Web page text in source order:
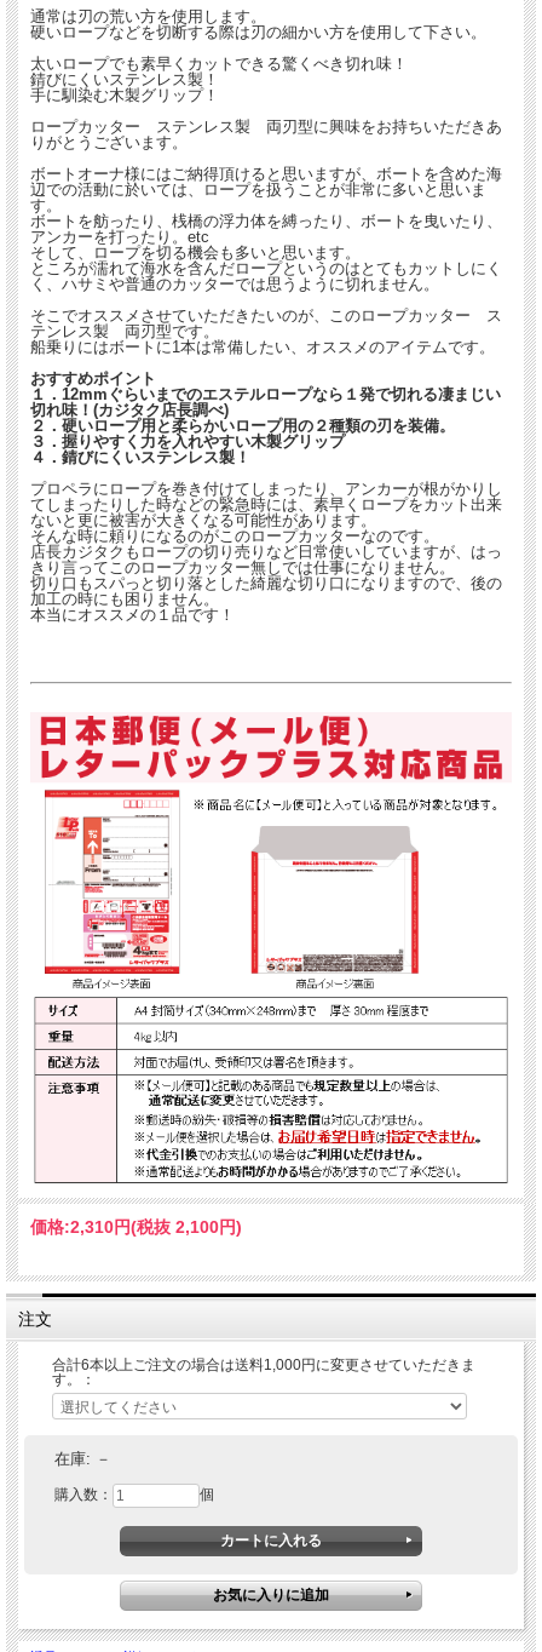
通常は刃の荒い方を使用します。
硬いロープなどを切断する際は刃の細かい方を使用して下さい。
太いロープでも素早くカットできる驚くべき切れ味！
錆びにくいステンレス製！
手に馴染む木製グリップ！
ロープカッター ステンレス製 両刃型に興味をお持ちいただきあ
りがとうございます。
ボートオーナ様にはご納得頂けると思いますが、ボートを含めた海
辺での活動に於いては、ロープを扱うことが非常に多いと思いま
す。
ボートを舫ったり、桟橋の浮力体を縛ったり、ボートを曳いたり、
アンカーを打ったり。etc
そして、ロープを切る機会も多いと思います。
ところが濡れて海水を含んだロープというのはとてもカットしにく
く、ハサミや普通のカッターでは思うように切れません。
そこでオススメさせていただきたいのが、このロープカッター ス
テンレス製 両刃型です。
船乗りにはボートに1本は常備したい、オススメのアイテムです。
おすすめポイント
１．12mmぐらいまでのエステルロープなら１発で切れる凄まじい
切れ味！(カジタク店長調べ)
２．硬いロープ用と柔らかいロープ用の２種類の刃を装備。
３．握りやすく力を入れやすい木製グリップ
４．錆びにくいステンレス製！
プロペラにロープを巻き付けてしまったり、アンカーが根がかりし
てしまったりした時などの緊急時には、素早くロープをカット出来
ないと更に被害が大きくなる可能性があります。
そんな時に頼りになるのがこのロープカッターなのです。
店長カジタクもロープの切り売りなど日常使いしていますが、はっ
きり言ってこのロープカッター無しでは仕事になりません。
切り口もスパっと切り落とした綺麗な切り口になりますので、後の
加工の時にも困りません。
本当にオススメの１品です！
価格:2,310円(税抜 2,100円)
注文
合計6本以上ご注文の場合は送料1,000円に変更させていただきま
す。：
在庫: －
購入数： 個